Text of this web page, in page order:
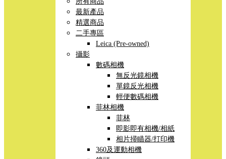
最新產品
精選商品
二手專區
Leica (Pre-owned)
攝影
數碼相機
無反光鏡相機
單鏡反光相機
輕便數碼相機
菲林相機
菲林
即影即有相機/相紙
相片掃瞄器/打印機
360及運動相機